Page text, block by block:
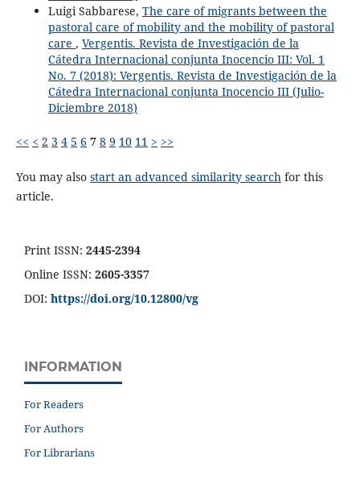
Luigi Sabbarese, The care of migrants between the
pastoral care of mobility and the mobility of pastoral
care , Vergentis. Revista de Investigación de la
Cátedra Internacional conjunta Inocencio III: Vol. 1
No. 7 (2018): Vergentis. Revista de Investigación de la
Cátedra Internacional conjunta Inocencio III (Julio-
Diciembre 2018)
<< < 2 3 4 5 6 7 8 9 10 11 > >>
You may also start an advanced similarity search for this
article.
Print ISSN: 2445-2394
Online ISSN: 2605-3357
DOI: https://doi.org/10.12800/vg
INFORMATION
For Readers
For Authors
For Librarians